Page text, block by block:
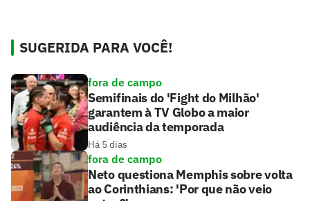
SUGERIDA PARA VOCÊ!
fora de campo
Semifinais do 'Fight do Milhão'
garantem à TV Globo a maior
audiência da temporada
Há 5 dias
fora de campo
Neto questiona Memphis sobre volta
ao Corinthians: 'Por que não veio